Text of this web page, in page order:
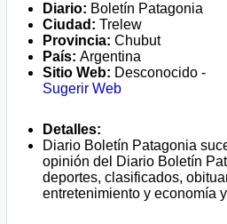
Diario: Boletín Patagonia
Ciudad: Trelew
Provincia: Chubut
País: Argentina
Sitio Web: Desconocido -
Sugerir Web
Detalles:
Diario Boletín Patagonia
opinión del Diario Boletín
deportes, clasificados,
entretenimiento y economía